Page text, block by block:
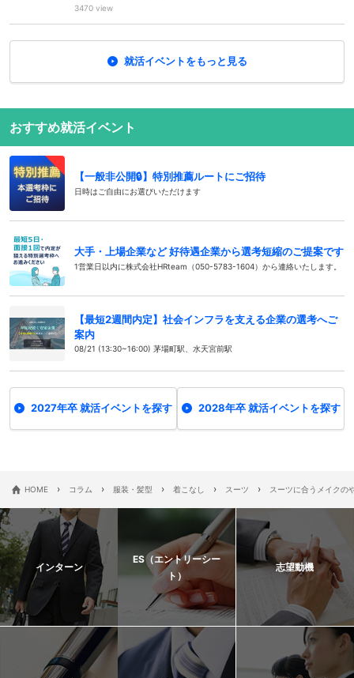
3470 view
就活イベントをもっと見る
おすすめ就活イベント
【一般非公開🔒️】特別推薦ルートにご招待
日時はご自由にお選びいただけます
大手・上場企業など 好待遇企業から選考短縮のご提案です
1営業日以内に株式会社HRteam（050-5783-1604）から連絡いたします。
【最短2週間内定】社会インフラを支える企業の選考へご
案内
08/21 (13:30~16:00) 茅場町駅、水天宮前駅
2027年卒 就活イベントを探す 2028年卒 就活イベントを探す
HOME › コラム › 服装・髪型 › 着こなし › スーツ › スーツに合うメイクの
インターン
ES（エントリーシー
ト）
志望動機